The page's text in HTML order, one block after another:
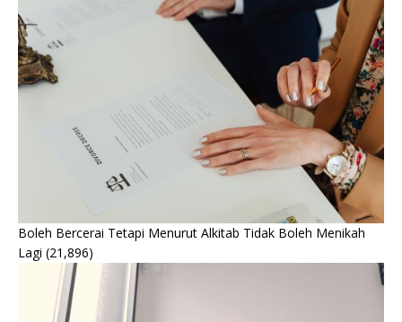
Boleh Bercerai Tetapi Menurut Alkitab Tidak Boleh Menikah
Lagi (21,896)